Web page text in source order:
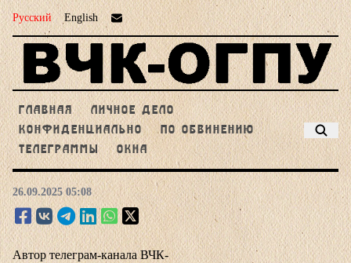
Русский English
ГЛАВНАЯ
ЛИЧНОЕ ДЕЛО
КОНФИДЕНЦИАЛЬНО
ПО ОБВИНЕНИЮ
ТЕЛЕГРАММЫ
ОКНА
26.09.2025 05:08
Автор телеграм-канала ВЧК-